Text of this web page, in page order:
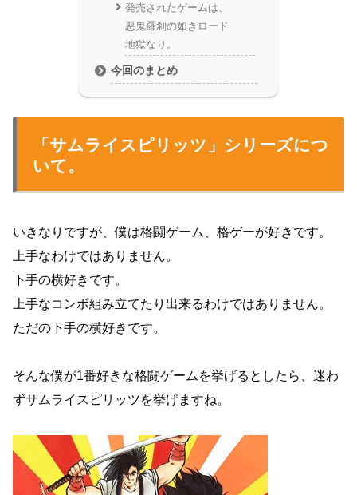
発売されたゲームは、
悪鬼羅刹の如きロード
地獄なり。
今回のまとめ
「サムライスピリッツ」シリーズにつ
いて。
いきなりですが、僕は格闘ゲーム、格ゲーが好きです。
上手なわけではありません。
下手の横好きです。
上手なコンボ組み立てたり出来るわけではありません。
ただの下手の横好きです。
そんな僕が1番好きな格闘ゲームを挙げるとしたら、迷わ
ずサムライスピリッツを挙げますね。